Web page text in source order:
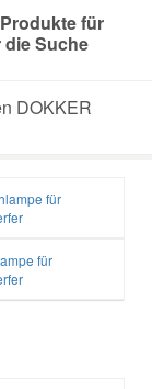
für
die Suche
DOKKER
für
für